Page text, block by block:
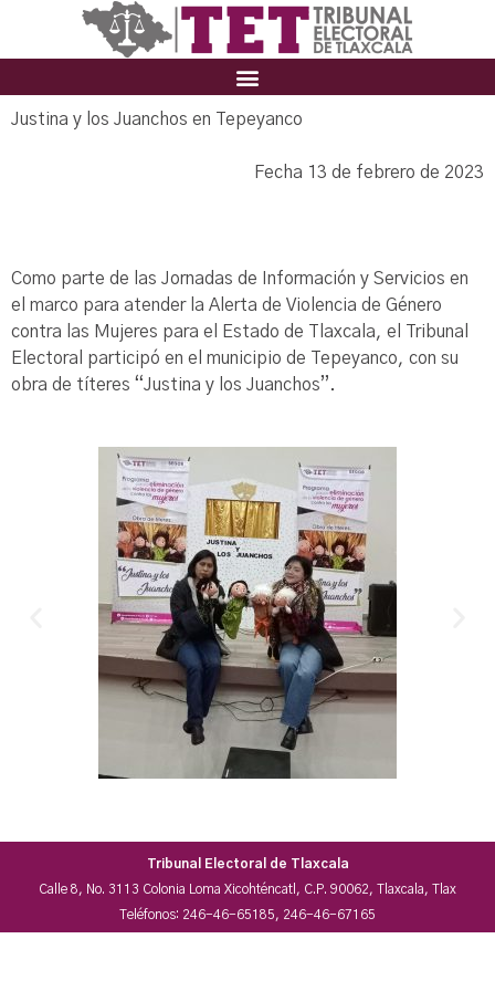
Justina y los Juanchos en Tepeyanco
Fecha 13 de febrero de 2023
Como parte de las Jornadas de Información y Servicios en
el marco para atender la Alerta de Violencia de Género
contra las Mujeres para el Estado de Tlaxcala, el Tribunal
Electoral participó en el municipio de Tepeyanco, con su
obra de títeres “Justina y los Juanchos”.
Tribunal Electoral de Tlaxcala
Calle 8, No. 3113 Colonia Loma Xicohténcatl, C.P. 90062, Tlaxcala, Tlax
Teléfonos: 246-46-65185, 246-46-67165